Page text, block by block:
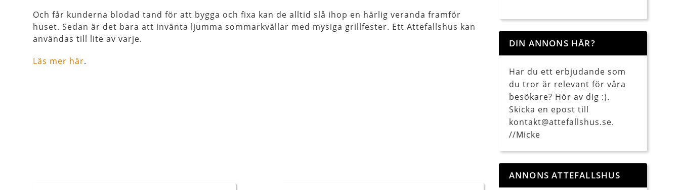
Och får kunderna blodad tand för att bygga och fixa kan de alltid slå ihop en härlig veranda framför
huset. Sedan är det bara att invänta ljumma sommarkvällar med mysiga grillfester. Ett Attefallshus kan
användas till lite av varje.
Läs mer här.
DIN ANNONS HÄR?
Har du ett erbjudande som
du tror är relevant för våra
besökare? Hör av dig :).
Skicka en epost till
kontakt@attefallshus.se.
//Micke
ANNONS ATTEFALLSHUS